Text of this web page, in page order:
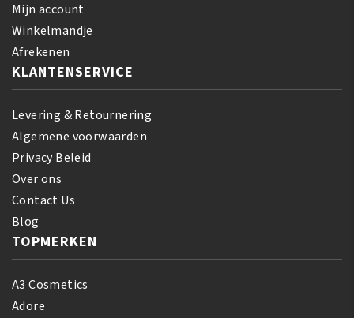
aantal
Mijn account
Winkelmandje
Afrekenen
KLANTENSERVICE
Levering & Retournering
Algemene voorwaarden
Privacy Beleid
Over ons
Contact Us
Blog
TOPMERKEN
A3 Cosmetics
Adore